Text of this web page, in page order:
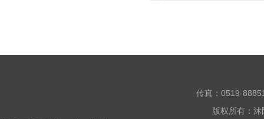
传真：0519-
版权所有：